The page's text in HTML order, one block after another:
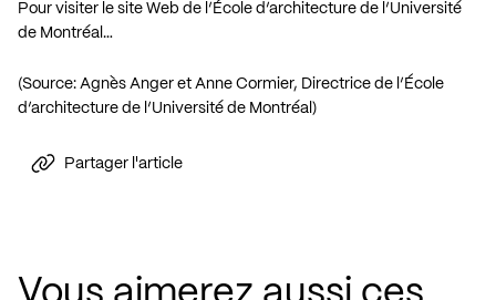
Pour visiter le site Web de l’École d’architecture de l’Université
de Montréal…
(Source: Agnès Anger et Anne Cormier, Directrice de l’École
d’architecture de l’Université de Montréal)
Partager l'article